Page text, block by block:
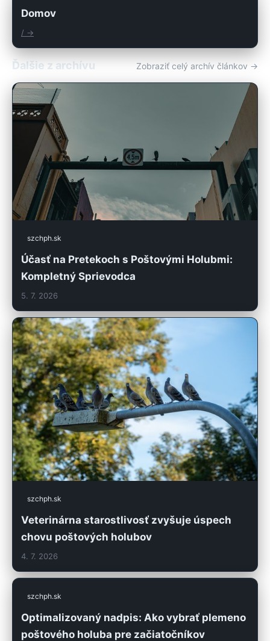
Domov
/ →
Ďalšie z archívu Zobraziť celý archív článkov →
szchph.sk
Účasť na Pretekoch s Poštovými Holubmi:
Kompletný Sprievodca
5. 7. 2026
szchph.sk
Veterinárna starostlivosť zvyšuje úspech
chovu poštových holubov
4. 7. 2026
szchph.sk
Optimalizovaný nadpis: Ako vybrať plemeno
poštového holuba pre začiatočníkov